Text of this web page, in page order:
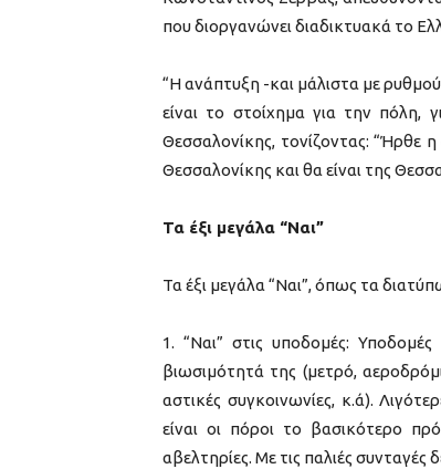
που διοργανώνει διαδικτυακά το
“Η ανάπτυξη -και μάλιστα με
είναι το στοίχημα για την πόλη,
Θεσσαλονίκης, τονίζοντας: “Ήρθε
Θεσσαλονίκης και θα είναι της
Τα έξι μεγάλα “Ναι”
Τα έξι μεγάλα “Ναι”, όπως τα
“Ναι” στις υποδομές:
βιωσιμότητά της (μετρό,
αστικές συγκοινωνίες, κ.ά).
είναι οι πόροι το βασικότερο
αβελτηρίες. Με τις παλιές συνταγές